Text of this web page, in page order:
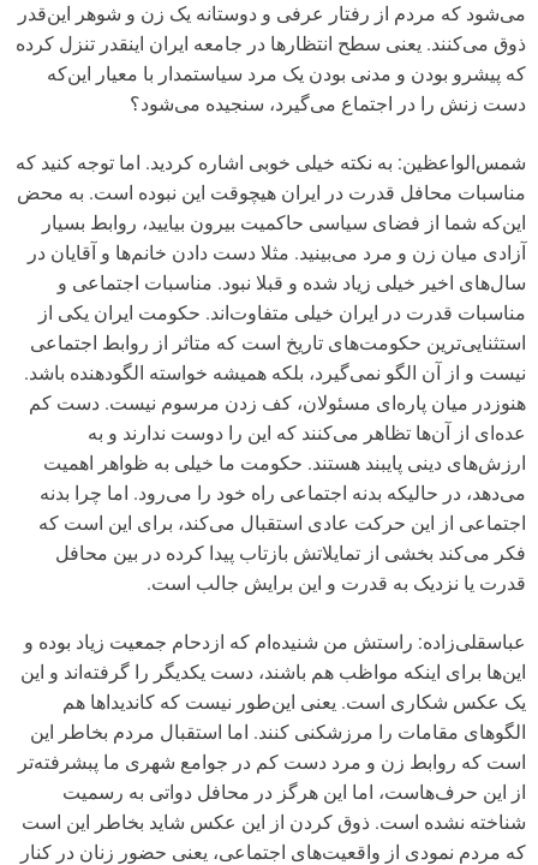
می‌شود که مردم از رفتار عرفی و دوستانه یک زن و شوهر این‌قدر
ذوق می‌کنند. یعنی سطح انتظارها در جامعه ایران اینقدر تنزل کرده
که پیشرو بودن و مدنی بودن یک مرد سیاستمدار با معیار این‌که
دست زنش را در اجتماع می‌گیرد، سنجیده می‌شود؟
شمس‌الواعظین: به نکته خیلی خوبی اشاره کردید. اما توجه کنید که
مناسبات محافل قدرت در ایران هیچوقت این نبوده است. به محض
این‌که شما از فضای سیاسی حاکمیت بیرون بیایید، روابط بسیار
آزادی میان زن و مرد می‌بینید. مثلا دست دادن خانم‌ها و آقایان در
سال‌های اخیر خیلی زیاد شده و قبلا نبود. مناسبات اجتماعی و
مناسبات قدرت در ایران خیلی متفاوت‌اند. حکومت ایران یکی از
استثنایی‌ترین حکومت‌های تاریخ است که متاثر از روابط اجتماعی
نیست و از آن الگو نمی‌گیرد، بلکه همیشه خواسته الگودهنده باشد.
هنوزدر میان پاره‌ای مسئولان، کف زدن مرسوم نیست. دست کم
عده‌ای از آن‌ها تظاهر می‌کنند که این را دوست ندارند و به
ارزش‌های دینی پایبند هستند. حکومت ما خیلی به ظواهر اهمیت
می‌دهد، در حالیکه بدنه اجتماعی راه خود را می‌رود. اما چرا بدنه
اجتماعی از این حرکت عادی استقبال می‌کند، برای این است که
فکر می‌کند بخشی از تمایلاتش بازتاب پیدا کرده در بین محافل
قدرت یا نزدیک به قدرت و این برایش جالب است.
عباسقلی‌زاده: راستش من شنیده‌ام که ازدحام جمعیت زیاد بوده و
این‌ها برای اینکه مواظب هم باشند، دست یکدیگر را گرفته‌اند و این
یک عکس شکاری است. یعنی این‌‌‌طور نیست که کاندیداها هم
الگوهای مقامات را مرزشکنی کنند. اما استقبال مردم بخاطر این
است که روابط زن و مرد دست کم در جوامع شهری ما پبشرفته‌تر
از این حرف‌هاست، اما این هرگز در محافل دواتی به رسمیت
شناخته نشده است. ذوق کردن از این عکس شاید بخاطر این است
که مردم نمودی از واقعیت‌های اجتماعی، یعنی حضور زنان در کنار